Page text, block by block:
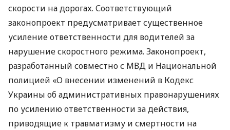
скорости на дорогах. Соответствующий
законопроект предусматривает существенное
усиление ответственности для водителей за
нарушение скоростного режима. Законопроект,
разработанный совместно с МВД и Национальной
полицией «О внесении изменений в Кодекс
Украины об административных правонарушениях
по усилению ответственности за действия,
приводящие к травматизму и смертности на